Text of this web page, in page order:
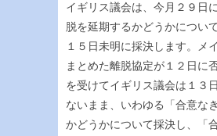
イギリス議会は、今月２９日
脱を延期するかどうかについ
１５日未明に採決します。メ
まとめた離脱協定が１２日に
を受けてイギリス議会は１３
ないまま、いわゆる「合意な
かどうかについて採決し、「